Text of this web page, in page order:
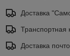
Доставка
Транспортная
Доставка